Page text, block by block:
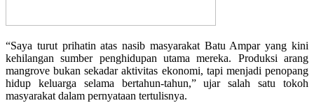
“Saya turut prihatin atas nasib masyarakat Batu Ampar yang kini
kehilangan sumber penghidupan utama mereka. Produksi arang
mangrove bukan sekadar aktivitas ekonomi, tapi menjadi penopang
hidup keluarga selama bertahun-tahun,” ujar salah satu tokoh
masyarakat dalam pernyataan tertulisnya.